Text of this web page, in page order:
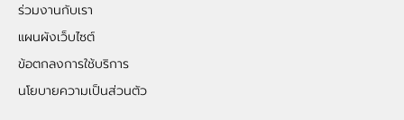
ร่วมงานกับเรา
แผนผังเว็บไซต์
ข้อตกลงการใช้บริการ
นโยบายความเป็นส่วนตัว